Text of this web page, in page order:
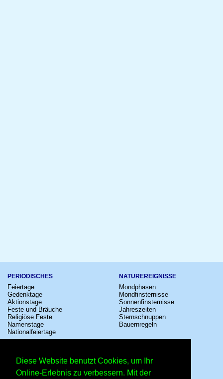
Diese Website benutzt Cookies, um Ihr
Online-Erlebnis zu verbessern. Mit der
PERIODISCHES
Feiertage
Gedenktage
Aktionstage
Feste und Bräuche
Religiöse Feste
Namenstage
Nationalfeiertage
NATUREREIGNISSE
Mondphasen
Mondfinsternisse
Sonnenfinsternisse
Jahreszeiten
Sternschnuppen
Bauernregeln
Kinostarts
Festivals
Sternzeichen
Schalttage